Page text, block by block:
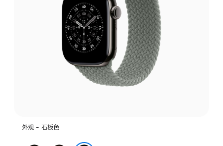
外观 - 石板色